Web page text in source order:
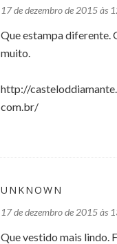
17 de dezembro de 2015 às
Que estampa diferente.
muito.
http://
com.br/
UNKNOWN
17 de dezembro de 2015 às
Que vestido mais lindo.